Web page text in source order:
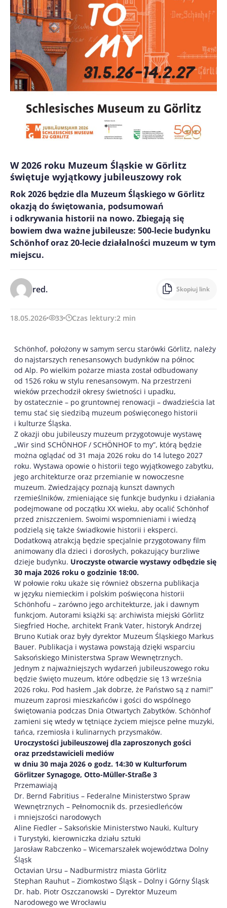
W 2026 roku Muzeum Śląskie w Görlitz
świętuje wyjątkowy jubileuszowy rok
Rok 2026 będzie dla Muzeum Śląskiego w Görlitz
okazją do świętowania, podsumowań
i odkrywania historii na nowo. Zbiegają się
bowiem dwa ważne jubileusze: 500-lecie budynku
Schönhof oraz 20-lecie działalności muzeum w tym
miejscu.
red. Skopiuj link
18.05.2026 33 Czas lektury:2 min
Schönhof, położony w samym sercu starówki Görlitz, należy
do najstarszych renesansowych budynków na północ
od Alp. Po wielkim pożarze miasta został odbudowany
od 1526 roku w stylu renesansowym. Na przestrzeni
wieków przechodził okresy świetności i upadku,
by ostatecznie – po gruntownej renowacji – dwadzieścia lat
temu stać się siedzibą muzeum poświęconego historii
i kulturze Śląska.
Z okazji obu jubileuszy muzeum przygotowuje wystawę
„Wir sind SCHÖNHOF / SCHÖNHOF to my”, którą będzie
można oglądać od 31 maja 2026 roku do 14 lutego 2027
roku. Wystawa opowie o historii tego wyjątkowego zabytku,
jego architekturze oraz przemianie w nowoczesne
muzeum. Zwiedzający poznają kunszt dawnych
rzemieślników, zmieniające się funkcje budynku i działania
podejmowane od początku XX wieku, aby ocalić Schönhof
przed zniszczeniem. Swoimi wspomnieniami i wiedzą
podzielą się także świadkowie historii i eksperci.
Dodatkową atrakcją będzie specjalnie przygotowany film
animowany dla dzieci i dorosłych, pokazujący burzliwe
dzieje budynku. Uroczyste otwarcie wystawy odbędzie się
30 maja 2026 roku o godzinie 18:00.
W połowie roku ukaże się również obszerna publikacja
w języku niemieckim i polskim poświęcona historii
Schönhofu – zarówno jego architekturze, jak i dawnym
funkcjom. Autorami książki są: archiwista miejski Görlitz
Siegfried Hoche, architekt Frank Vater, historyk Andrzej
Bruno Kutiak oraz były dyrektor Muzeum Śląskiego Markus
Bauer. Publikacja i wystawa powstają dzięki wsparciu
Saksońskiego Ministerstwa Spraw Wewnętrznych.
Jednym z najważniejszych wydarzeń jubileuszowego roku
będzie święto muzeum, które odbędzie się 13 września
2026 roku. Pod hasłem „Jak dobrze, że Państwo są z nami!”
muzeum zaprosi mieszkańców i gości do wspólnego
świętowania podczas Dnia Otwartych Zabytków. Schönhof
zamieni się wtedy w tętniące życiem miejsce pełne muzyki,
tańca, rzemiosła i kulinarnych przysmaków.
Uroczystości jubileuszowej dla zaproszonych gości
oraz przedstawicieli mediów
w dniu 30 maja 2026 o godz. 14:30 w Kulturforum
Görlitzer Synagoge, Otto-Müller-Straße 3
Przemawiają
Dr. Bernd Fabritius – Federalne Ministerstwo Spraw
Wewnętrznych – Pełnomocnik ds. przesiedleńców
i mniejszości narodowych
Aline Fiedler – Saksońskie Ministerstwo Nauki, Kultury
i Turystyki, kierowniczka działu sztuki
Jarosław Rabczenko – Wicemarszałek województwa Dolny
Śląsk
Octavian Ursu – Nadburmistrz miasta Görlitz
Stephan Rauhut – Ziomkostwo Śląsk – Dolny i Górny Śląsk
Dr. hab. Piotr Oszczanowski – Dyrektor Muzeum
Narodowego we Wrocławiu